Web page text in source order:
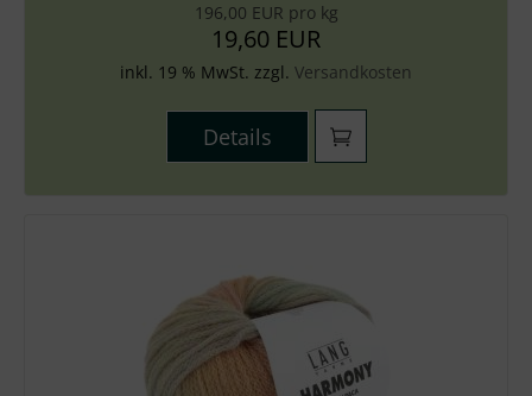
196,00 EUR pro kg
19,60 EUR
inkl. 19 % MwSt. zzgl. Versandkosten
Details